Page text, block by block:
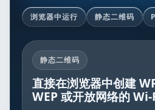
浏览器中运行 静态二维码
静态二维码
直接在浏览器中创建
WEP 或开放网络的 Wi-